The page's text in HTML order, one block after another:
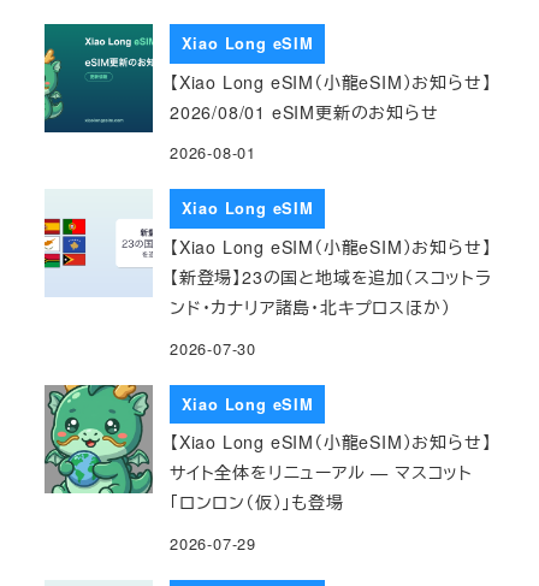
Xiao Long eSIM
【Xiao Long eSIM（小龍eSIM）お知らせ】
2026/08/01 eSIM更新のお知らせ
2026-08-01
Xiao Long eSIM
【Xiao Long eSIM（小龍eSIM）お知らせ】
【新登場】23の国と地域を追加（スコットラ
ンド・カナリア諸島・北キプロスほか）
2026-07-30
Xiao Long eSIM
【Xiao Long eSIM（小龍eSIM）お知らせ】
サイト全体をリニューアル — マスコット
「ロンロン（仮）」も登場
2026-07-29